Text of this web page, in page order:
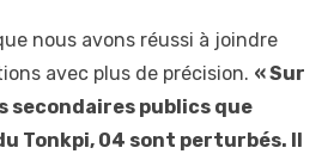
nous avons réussi à joindre
avec plus de précision. « Sur
secondaires publics que
Tonkpi, 04 sont perturbés. Il